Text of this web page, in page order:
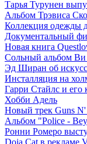
Тарья Турунен
Альбом Трэвиса
Коллекция одежды
Документальный
Новая книга
Сольный альбом Ви
Эд Ширан об
Инсталляция на
Гарри Стайлс и его
Хобби Адель
Новый трек Guns N'
Альбом "Police -
Ронни Ромеро